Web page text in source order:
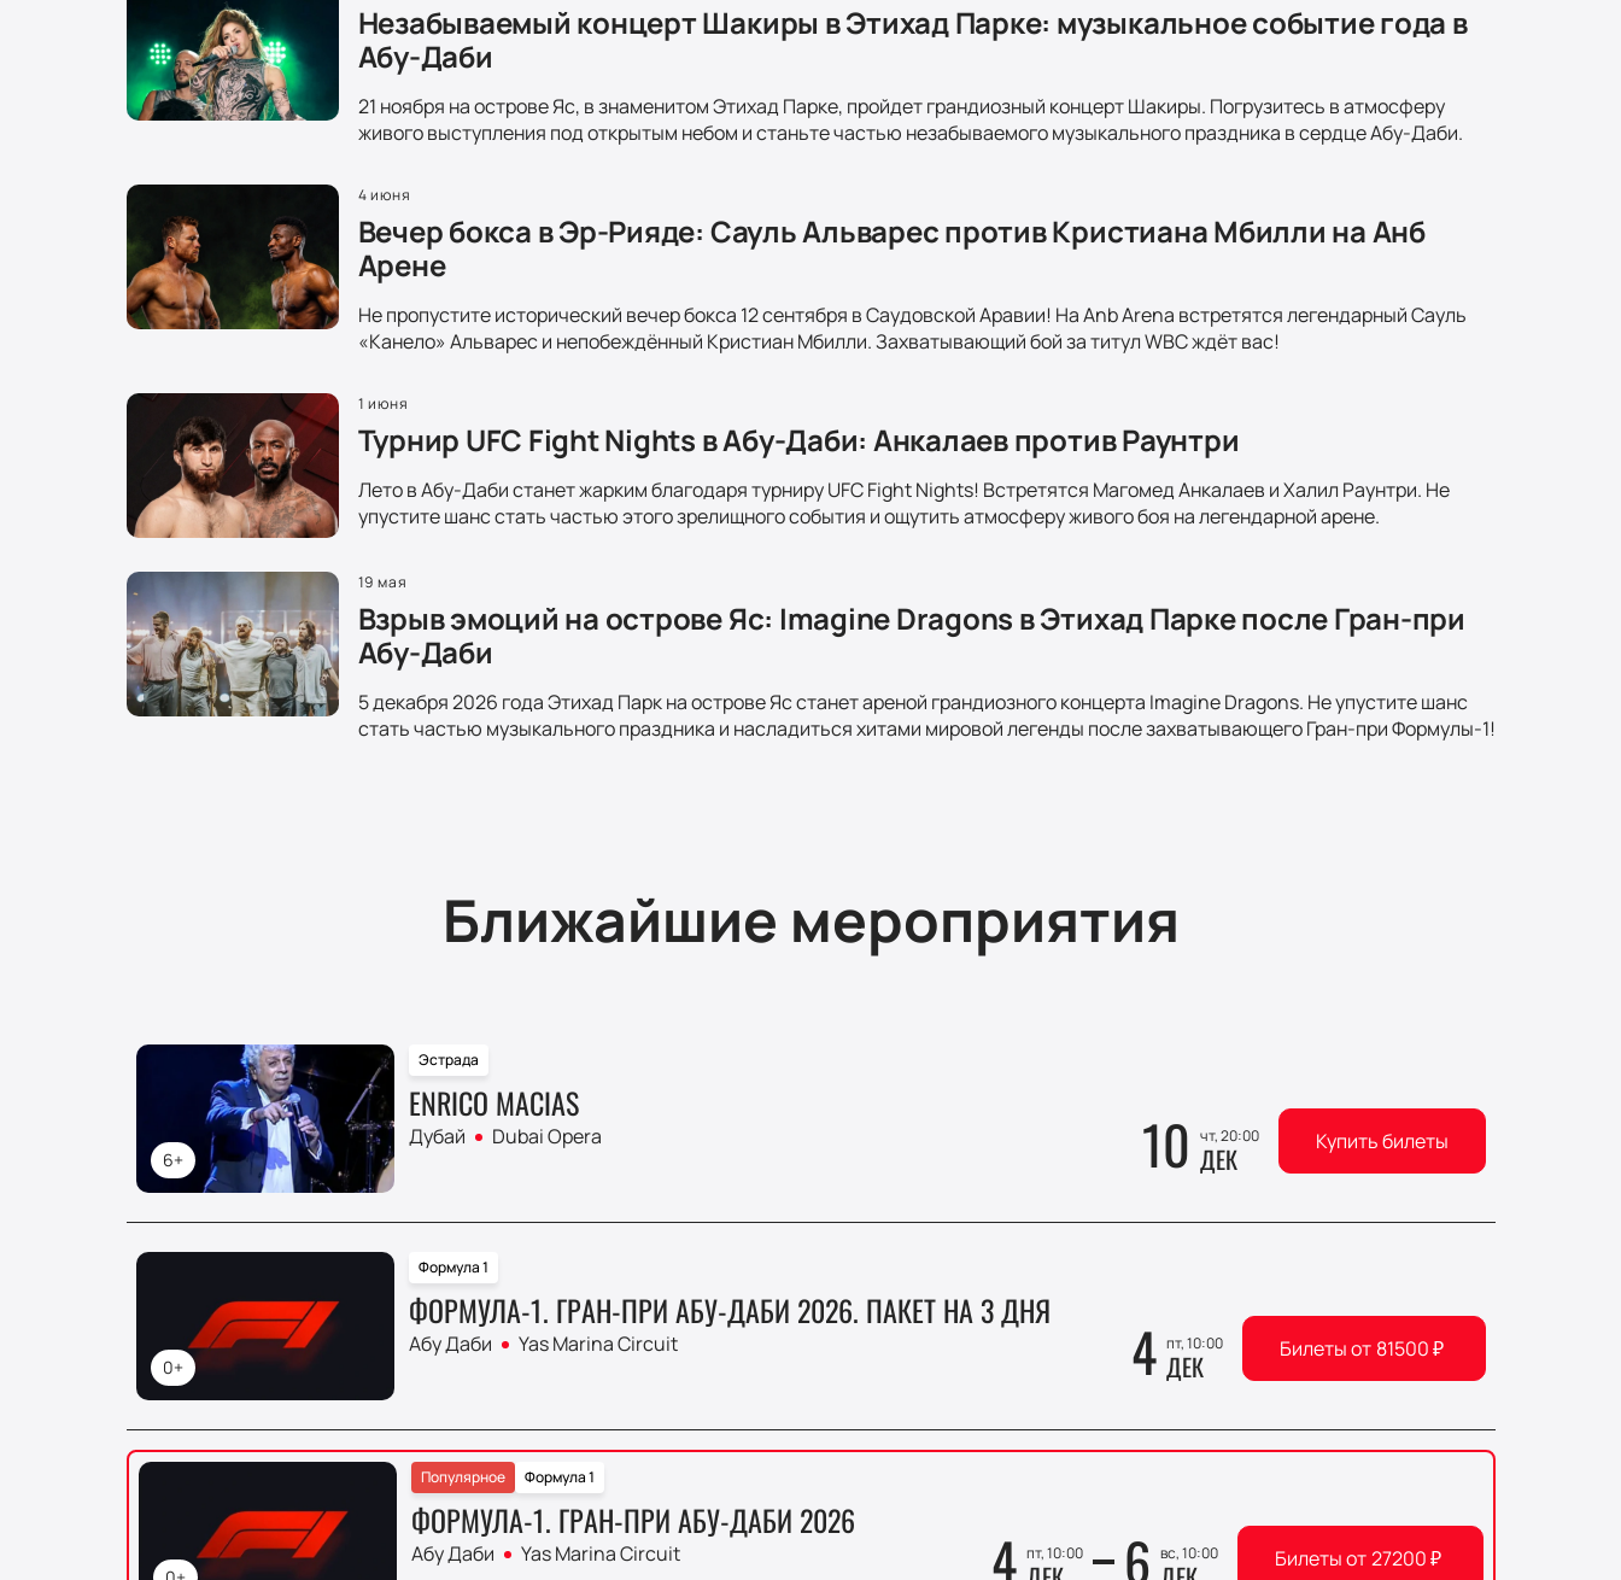
Незабываемый концерт Шакиры в Этихад Парке: музыкальное событие года в
Абу-Даби
21 ноября на острове Яс, в знаменитом Этихад Парке, пройдет грандиозный концерт Шакиры. Погрузитесь в атмосферу
живого выступления под открытым небом и станьте частью незабываемого музыкального праздника в сердце Абу-Даби.
4 июня
Вечер бокса в Эр-Рияде: Сауль Альварес против Кристиана Мбилли на Анб
Арене
Не пропустите исторический вечер бокса 12 сентября в Саудовской Аравии! На Anb Arena встретятся легендарный Сауль
«Канело» Альварес и непобеждённый Кристиан Мбилли. Захватывающий бой за титул WBC ждёт вас!
1 июня
Турнир UFC Fight Nights в Абу-Даби: Анкалаев против Раунтри
Лето в Абу-Даби станет жарким благодаря турниру UFC Fight Nights! Встретятся Магомед Анкалаев и Халил Раунтри. Не
упустите шанс стать частью этого зрелищного события и ощутить атмосферу живого боя на легендарной арене.
19 мая
Взрыв эмоций на острове Яс: Imagine Dragons в Этихад Парке после Гран-при
Абу-Даби
5 декабря 2026 года Этихад Парк на острове Яс станет ареной грандиозного концерта Imagine Dragons. Не упустите шанс
стать частью музыкального праздника и насладиться хитами мировой легенды после захватывающего Гран-при Формулы-1!
Ближайшие мероприятия
6+
Эстрада
ENRICO MACIAS
Дубай Dubai Opera 10 чт, 20:00
ДЕК Купить билеты
0+
Формула 1
ФОРМУЛА-1. ГРАН-ПРИ АБУ-ДАБИ 2026. ПАКЕТ НА 3 ДНЯ
Абу Даби Yas Marina Circuit 4 пт, 10:00
ДЕК Билеты от 81500₽
Формула 1
Популярное
ФОРМУЛА-1. ГРАН-ПРИ АБУ-ДАБИ 2026
Абу Даби Yas Marina Circuit 4 пт, 10:00 6 вс, 10:00 Билеты от 27200₽